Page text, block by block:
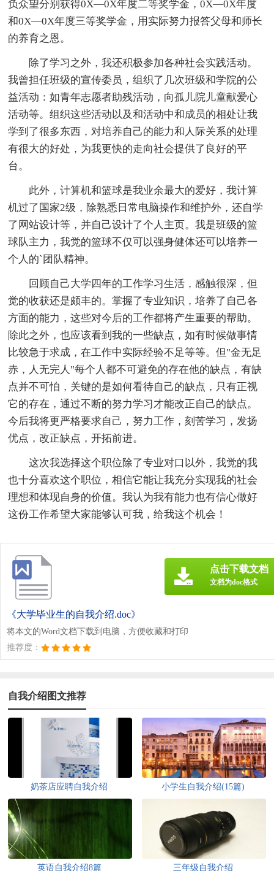
负众望分别获得0X—0X年度二等奖学金，0X—0X年度
和0X—0X年度三等奖学金，用实际努力报答父母和师长
的养育之恩。
除了学习之外，我还积极参加各种社会实践活动。
我曾担任班级的宣传委员，组织了几次班级和学院的公
益活动：如青年志愿者助残活动，向孤儿院儿童献爱心
活动等。组织这些活动以及和活动中和成员的相处让我
学到了很多东西，对培养自己的能力和人际关系的处理
有很大的好处，为我更快的走向社会提供了良好的平
台。
此外，计算机和篮球是我业余最大的爱好，我计算
机过了国家2级，除熟悉日常电脑操作和维护外，还自学
了网站设计等，并自己设计了个人主页。我是班级的篮
球队主力，我觉的篮球不仅可以强身健体还可以培养一
个人的`团队精神。
回顾自己大学四年的工作学习生活，感触很深，但
觉的收获还是颇丰的。掌握了专业知识，培养了自己各
方面的能力，这些对今后的工作都将产生重要的帮助。
除此之外，也应该看到我的一些缺点，如有时候做事情
比较急于求成，在工作中实际经验不足等等。但"金无足
赤，人无完人"每个人都不可避免的存在他的缺点，有缺
点并不可怕，关键的是如何看待自己的缺点，只有正视
它的存在，通过不断的努力学习才能改正自己的缺点。
今后我将更严格要求自己，努力工作，刻苦学习，发扬
优点，改正缺点，开拓前进。
这次我选择这个职位除了专业对口以外，我觉的我
也十分喜欢这个职位，相信它能让我充分实现我的社会
理想和体现自身的价值。我认为我有能力也有信心做好
这份工作希望大家能够认可我，给我这个机会！
《大学毕业生的自我介绍.doc》
将本文的Word文档下载到电脑，方便收藏和打印
推荐度：
点击下载文档
文档为doc格式
自我介绍图文推荐
奶茶店应聘自我介绍 小学生自我介绍(15篇)
英语自我介绍8篇 三年级自我介绍